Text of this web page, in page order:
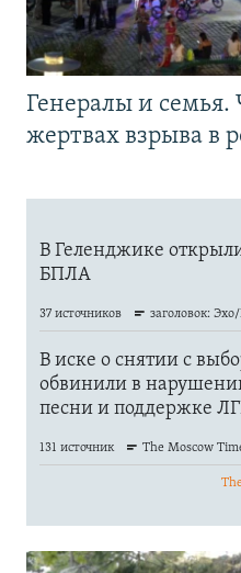
Генералы и семья.
жертвах взрыва в